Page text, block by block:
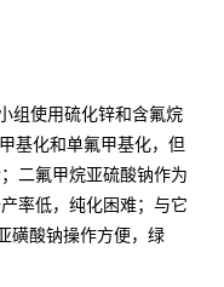
组使用硫化锌和含氟烷
基化和单氟甲基化，但
二氟甲烷亚硫酸钠作为
率低，纯化困难；与它
磺酸钠操作方便，绿